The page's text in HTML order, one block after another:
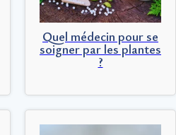
Quel médecin pour se
soigner par les plantes
?